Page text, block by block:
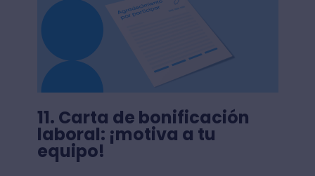
11. Carta de bonificación
laboral: ¡motiva a tu
equipo!